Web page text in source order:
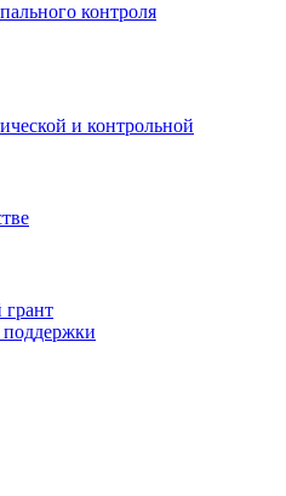
контроля
и контрольной